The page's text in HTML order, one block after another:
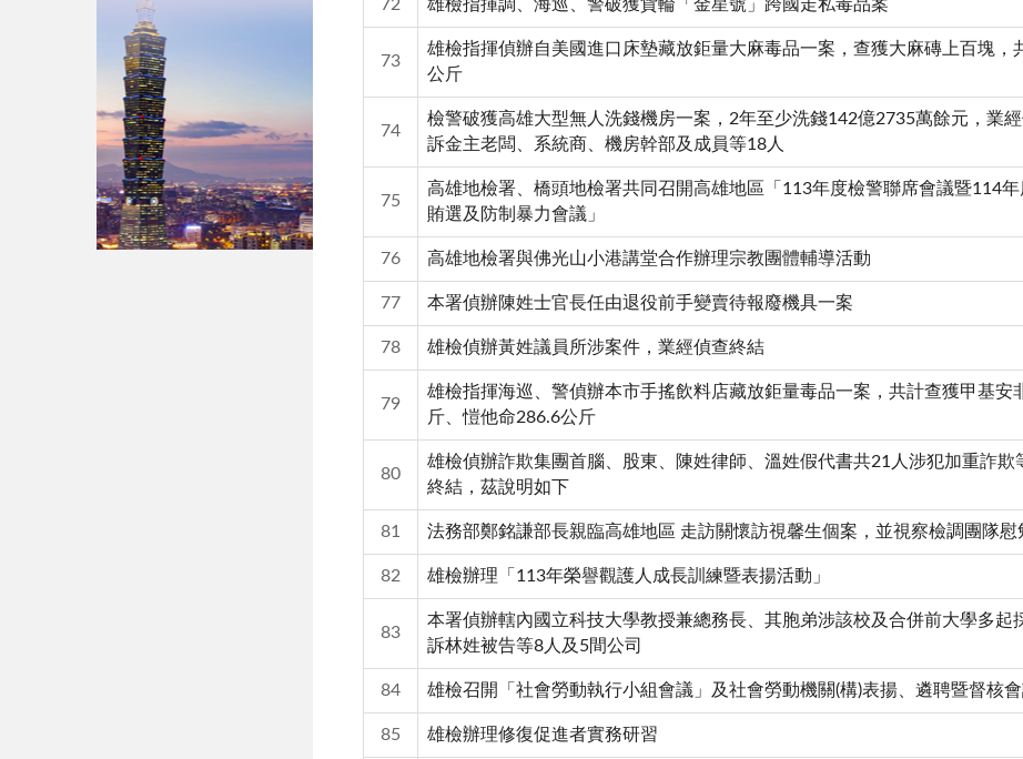
72 雄檢指揮調、海巡、警破獲貨輪「金星號」跨國走私毒品案
73
雄檢指揮偵辦自美國進口床墊藏放鉅量大麻毒品一案，查獲大麻磚上百塊，
公斤
74
檢警破獲高雄大型無人洗錢機房一案，2年至少洗錢142億2735萬餘元，業
訴金主老闆、系統商、機房幹部及成員等18人
75
高雄地檢署、橋頭地檢署共同召開高雄地區「113年度檢警聯席會議暨114
賄選及防制暴力會議」
76 高雄地檢署與佛光山小港講堂合作辦理宗教團體輔導活動
77 本署偵辦陳姓士官長任由退役前手變賣待報廢機具一案
78 雄檢偵辦黃姓議員所涉案件，業經偵查終結
79
雄檢指揮海巡、警偵辦本市手搖飲料店藏放鉅量毒品一案，共計查獲甲基安
斤、愷他命286.6公斤
80
雄檢偵辦詐欺集團首腦、股東、陳姓律師、溫姓假代書共21人涉犯加重詐欺
終結，茲說明如下
81 法務部鄭銘謙部長親臨高雄地區 走訪關懷訪視馨生個案，並視察檢調團隊慰
82 雄檢辦理「113年榮譽觀護人成長訓練暨表揚活動」
83
本署偵辦轄內國立科技大學教授兼總務長、其胞弟涉該校及合併前大學多起
訴林姓被告等8人及5間公司
84 雄檢召開「社會勞動執行小組會議」及社會勞動機關(構)表揚、遴聘暨督核
85 雄檢辦理修復促進者實務研習